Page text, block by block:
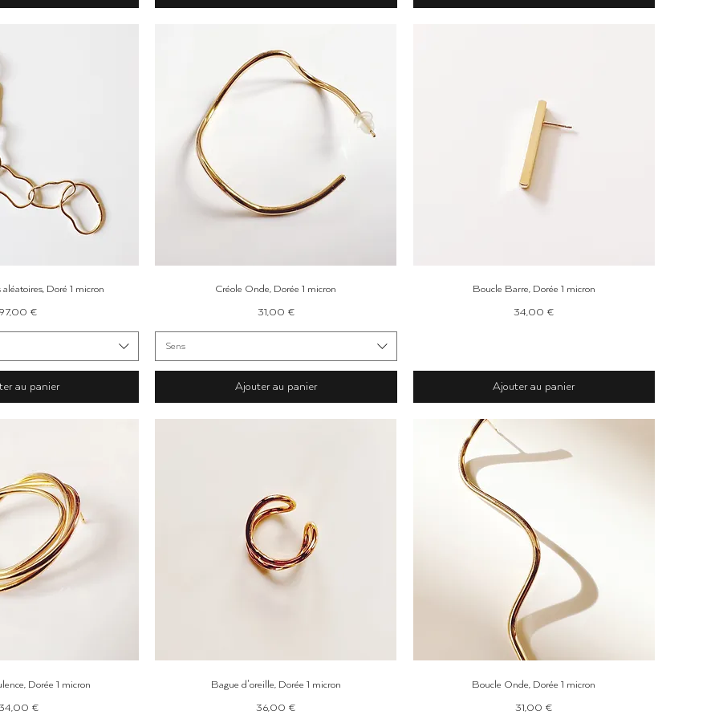
rapide Doré 1 micron
Prix
97,00 €
au panier
Aperçu rapide
Créole Onde, Dorée 1 micron
Prix
31,00 €
Sens
Ajouter au panier
Aperçu rapide
Boucle Barre, Dorée 1 micron
Prix
34,00 €
Ajouter au panier
rapide
Dorée 1 micron
€
Aperçu rapide
Bague d'oreille, Dorée 1 micron
Prix
36,00 €
Aperçu rapide
Boucle Onde, Dorée 1 micron
Prix
31,00 €